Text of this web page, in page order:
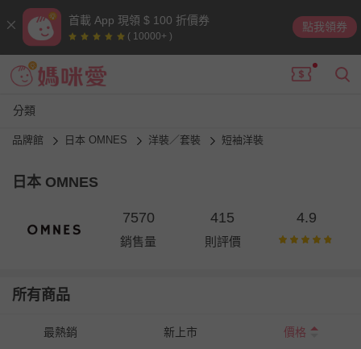
首載 App 現領 $ 100 折價券
( 10000+ )
點我領券
分類
品牌館 日本 OMNES 洋裝／套裝 短袖洋裝
日本 OMNES
7570
銷售量
415
則評價
4.9
所有商品
最熱銷 新上市 價格